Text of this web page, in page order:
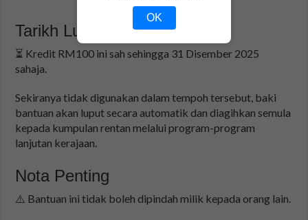
Tarikh Luput Bantuan
⏳ Kredit RM100 ini sah sehingga 31 Disember 2025
sahaja.
Sekiranya tidak digunakan dalam tempoh tersebut, baki
bantuan akan luput secara automatik dan diagihkan semula
kepada kumpulan rentan melalui program-program
lanjutan kerajaan.
Nota Penting
⚠️ Bantuan ini tidak boleh dipindah milik kepada orang lain.
OK